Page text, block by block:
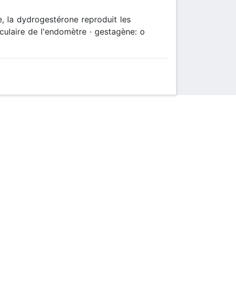
la dydrogestérone reproduit les
de l'endomètre · gestagène: o